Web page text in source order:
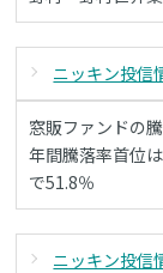
ニッキン投信
窓販ファンドの
年間騰落率首位
で51.8％
ニッキン投信